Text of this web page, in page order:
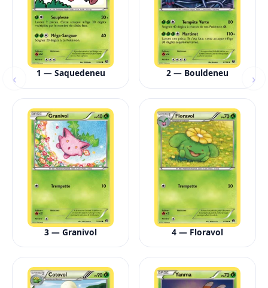
1 — Saquedeneu 2 — Bouldeneu
3 — Granivol 4 — Floravol
‹ ›